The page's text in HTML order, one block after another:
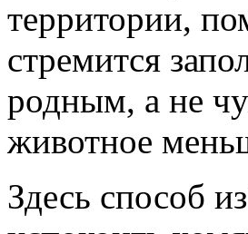
территории,
стремится
родным, а не
животное
Здесь способ